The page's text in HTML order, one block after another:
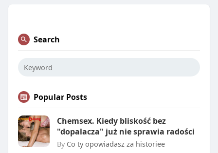
Search
Popular Posts
Chemsex. Kiedy bliskość bez
"dopalacza" już nie sprawia radości
By Co ty opowiadasz za historiee